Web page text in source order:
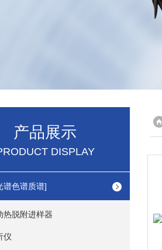
产品展示
DISPLAY
谱色谱质谱]
热脱附进样器
仪